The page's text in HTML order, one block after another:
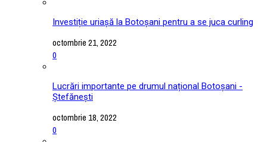
Investiție uriașă la Botoșani pentru a se juca curling
octombrie 21, 2022
0
Lucrări importante pe drumul național Botoșani -
Ștefănești
octombrie 18, 2022
0